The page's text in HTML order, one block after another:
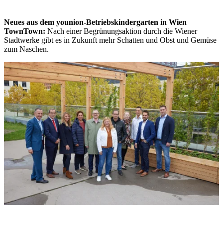
Neues aus dem younion-Betriebskindergarten in Wien
TownTown: Nach einer Begrünungsaktion durch die Wiener
Stadtwerke gibt es in Zukunft mehr Schatten und Obst und Gemüse
zum Naschen.